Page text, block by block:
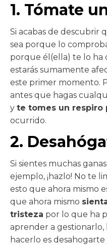
1. Tómate
Si acabas de descubrir
sea porque lo
porque él(ella) te lo ha
estarás sumamente
este primer momento.
antes que hagas
y te tomes un respiro
ocurrido.
2.
Si sientes muchas
ejemplo, ¡hazlo! No te
esto que ahora mismo
que ahora mismo
tristeza por lo que ha
aprender a gestionarlo,
hacerlo es